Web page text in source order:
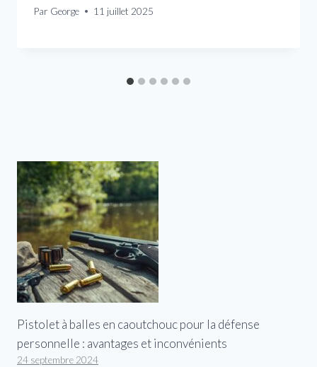
Par George 11 juillet 2025
Pistolet à balles en caoutchouc pour la défense
personnelle : avantages et inconvénients
24 septembre 2024